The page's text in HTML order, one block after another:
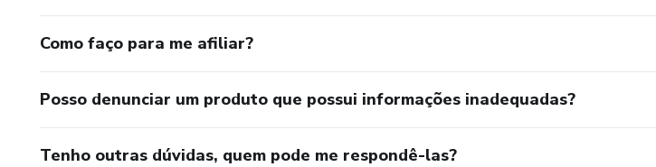
Como faço para me afiliar?
Posso denunciar um produto que possui informações inadequadas?
Tenho outras dúvidas, quem pode me respondê-las?